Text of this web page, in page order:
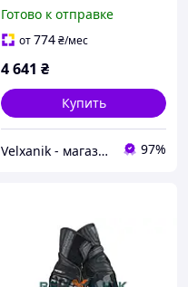
Готово к отправке
от774₴/мес
4 641 ₴
Купить
Velxanik - магазин мототехники, велотоваров, с/х техники, аксессуаров и запчастей 97%